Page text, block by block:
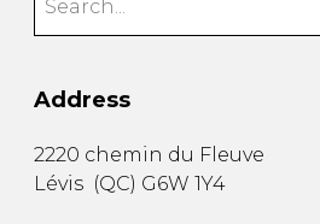
Address
2220 chemin du Fleuve
Lévis (QC) G6W 1Y4